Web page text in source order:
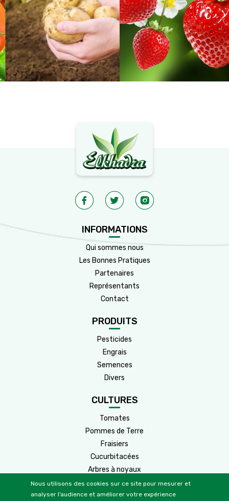
INFORMATIONS
Qui sommes nous
Les Bonnes Pratiques
Partenaires
Représentants
Contact
PRODUITS
Pesticides
Engrais
Semences
Divers
CULTURES
Tomates
Pommes de Terre
Fraisiers
Cucurbitacées
Arbres à noyaux
Arbres à pépins
Nous utilisons des cookies sur ce site pour mesurer et
analyser l’audience et améliorer votre expérience